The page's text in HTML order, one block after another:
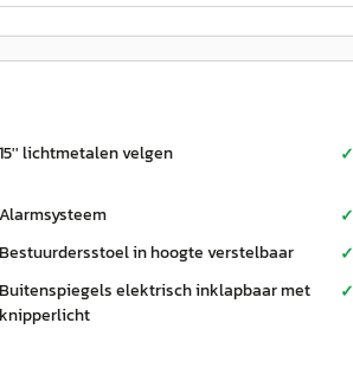
15'' lichtmetalen velgen ✓
Alarmsysteem ✓
Bestuurdersstoel in hoogte verstelbaar ✓
Buitenspiegels elektrisch inklapbaar met
knipperlicht
✓